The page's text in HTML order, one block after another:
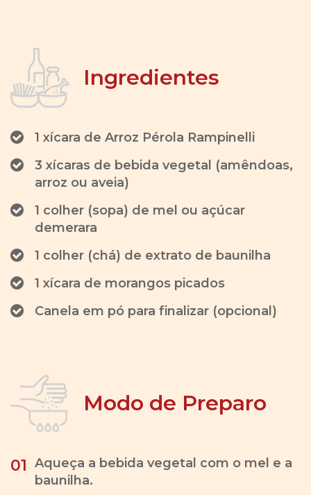
Ingredientes
1 xícara de Arroz Pérola Rampinelli
3 xícaras de bebida vegetal (amêndoas,
arroz ou aveia)
1 colher (sopa) de mel ou açúcar
demerara
1 colher (chá) de extrato de baunilha
1 xícara de morangos picados
Canela em pó para finalizar (opcional)
Modo de Preparo
01 Aqueça a bebida vegetal com o mel e a
baunilha.